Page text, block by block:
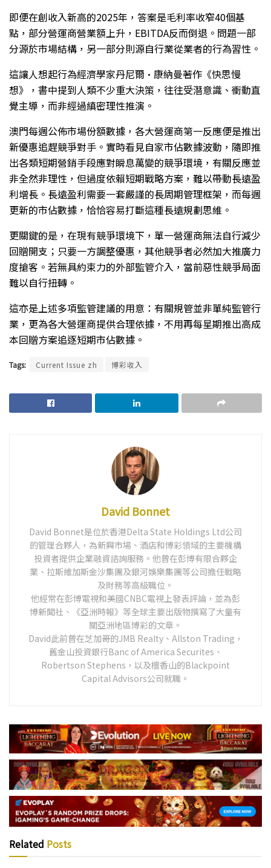
即便在創收入新高的2025年，答案是毛利率收窄40個基
點，部分營運商營業額上升，EBITDA反而倒退。問題一部
分源於市場結構，另一部分則源自行業從業者的行為習性。
這讓人想起行為經濟學家丹尼爾·康納曼著作《快思慢
想》，書中提到人類不少重大決策，往往受潛意識、衝動直
覺主導，而非經過縝密理性推演。
澳門每週公佈市場份額數據，各大營運商第一反應便是推出
新優惠追趕競爭對手。實時看見自家市佔數據波動，隨即推
出各類短期營銷手段應對瞬息萬變的競爭環境，有關反應並
非全然非理性，但過度依賴短期戰略方案，難以帶動長遠盈
利增長。長遠盈利需要一套嚴謹的長周期管理框架，而每週
更新的市佔數據，恰恰容易打斷這種長遠規劃思維。
更關鍵的是，在現有競爭環境下，單一營運商無法自行減少
回贈開支；只要一方調整優惠，其他競爭者必然加大推廣力
度搶客。若無具約束力的外部監管介入，當前惡性競爭局面
難以自行扭轉。
這亦是上述多項監管建議的用意：有關規管並非單純監管行
業，更為各大營運商提供合理依據，不用再每星期推出高成
本回贈方案追逐短期市佔數據。
Tags: Current Issue zh 博彩收入
David Bonnet
David Bonnet是位於香港Delta State Holdings Ltd公司
的管理合夥人，為新興市場、酒店和博彩領域的主要機構
投資者提供企業融資諮詢服務。他曾在彭博有限合夥企
業、拉斯維加斯金沙集團及銀河娛樂集團等公司擔任戰略
及財務等高級職位。
他經常在彭博電視和美國CNBC電視上發表評論，並為彭
博新聞社、《亞洲時報》等全球主要出版物撰寫了大量有
關亞洲地區博彩的文章。
David此前曾在芝加哥的JMB Realty、Allston Trading，
舊金山投資銀行Banc of America Securites、
Robertson Stephens，以及檀香山的Blackpoint
Capital Advisors公司就職。
Related Posts